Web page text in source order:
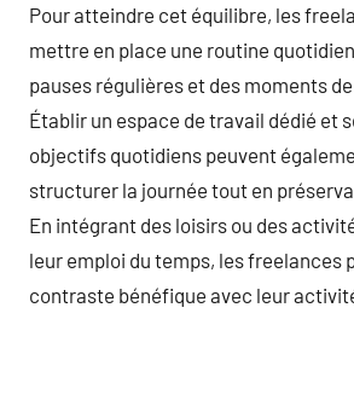
Pour atteindre cet équilibre, les
mettre en place une routine
pauses régulières et des moments
Établir un espace de travail dédié et
objectifs quotidiens peuvent
structurer la journée tout en
En intégrant des loisirs ou des
leur emploi du temps, les freelances
contraste bénéfique avec leur